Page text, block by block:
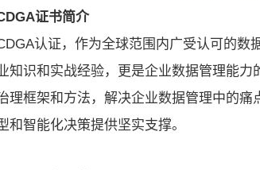
证书简介
认证，作为全球范围内广受认可的
知识和实战经验，更是企业数据管理能
理框架和方法，解决企业数据管理中的
和智能化决策提供坚实支撑。